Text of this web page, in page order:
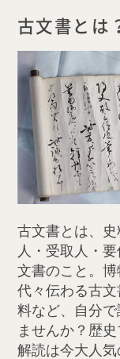
古文書とは
古文書とは、
人・受取人・
文書のこと。
代々伝わる古
料など、自分
ませんか？歴
解読は今大人気